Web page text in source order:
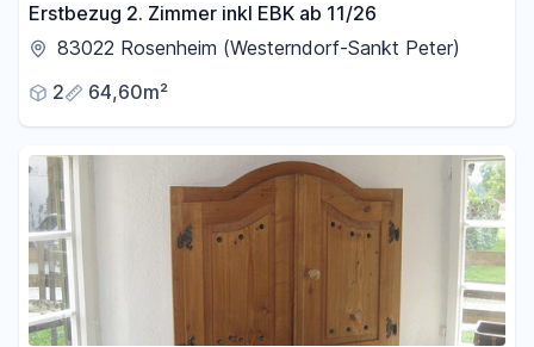
Erstbezug 2. Zimmer inkl EBK ab 11/26
83022 Rosenheim (Westerndorf-Sankt Peter)
2
64,60m²